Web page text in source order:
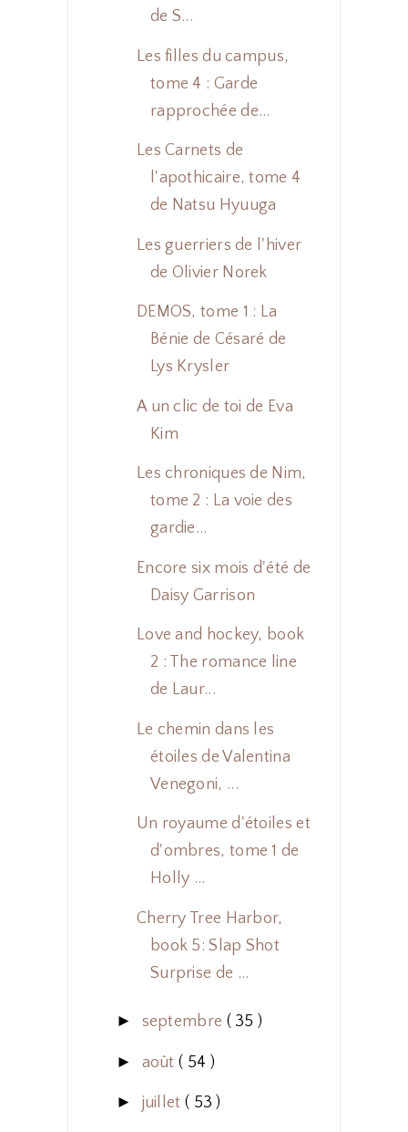
de S...
Les filles du campus,
tome 4 : Garde
rapprochée de...
Les Carnets de
l'apothicaire, tome 4
de Natsu Hyuuga
Les guerriers de l'hiver
de Olivier Norek
DEMOS, tome 1 : La
Bénie de Césaré de
Lys Krysler
A un clic de toi de Eva
Kim
Les chroniques de Nim,
tome 2 : La voie des
gardie...
Encore six mois d'été de
Daisy Garrison
Love and hockey, book
2 : The romance line
de Laur...
Le chemin dans les
étoiles de Valentina
Venegoni, ...
Un royaume d'étoiles et
d'ombres, tome 1 de
Holly ...
Cherry Tree Harbor,
book 5: Slap Shot
Surprise de ...
► septembre ( 35 )
► août ( 54 )
► juillet ( 53 )